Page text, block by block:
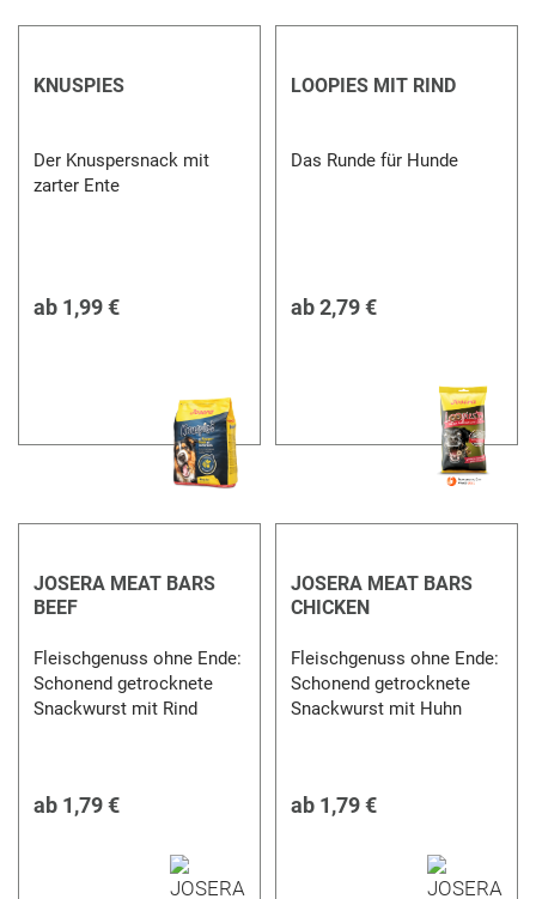
KNUSPIES
Der Knuspersnack mit
zarter Ente
ab 1,99 €
LOOPIES MIT RIND
Das Runde für Hunde
ab2,79 €
JOSERA MEAT BARS
BEEF
Fleischgenuss ohne Ende:
Schonend getrocknete
Snackwurst mit Rind
ab 1,79 €
JOSERA MEAT BARS
CHICKEN
Fleischgenuss ohne Ende:
Schonend getrocknete
Snackwurst mit Huhn
ab 1,79 €